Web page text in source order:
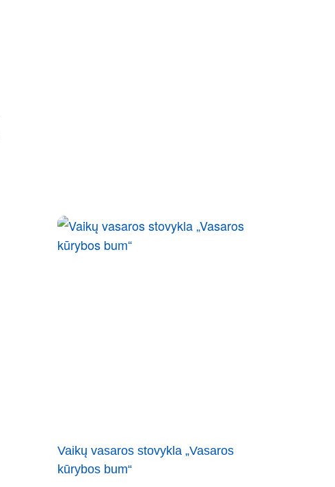
Vaikų vasaros stovykla „Vasaros
kūrybos bum“